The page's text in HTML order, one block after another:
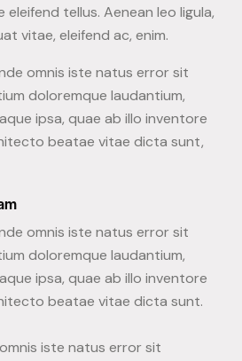
tellus. Aenean leo ligula,
vitae, eleifend ac, enim.
omnis iste natus error sit
doloremque laudantium,
ipsa, quae ab illo inventore
beatae vitae dicta sunt,
omnis iste natus error sit
doloremque laudantium,
ipsa, quae ab illo inventore
beatae vitae dicta sunt.
iste natus error sit